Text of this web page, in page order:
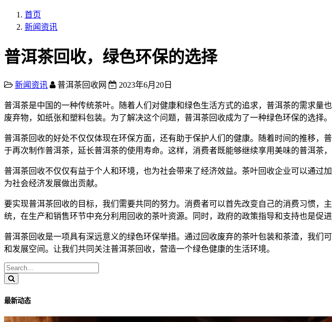
首页
新闻资讯
普洱茶回收，绿色环保的选择
新闻资讯 普洱茶回收网 2023年6月20日
普洱茶是中国的一种传统茶叶。随着人们对健康和绿色生活方式的追求，普洱茶的需求
废弃物，如纸张和塑料包装。为了解决这个问题，普洱茶回收成为了一种绿色环保的选择。
普洱茶回收的好处不仅仅体现在环保方面，还有助于保护人们的健康。随着时间的推移
于再次制作普洱茶，延长普洱茶的使用寿命。这样，消费者既能够继续享用美味的普洱茶，
普洱茶回收不仅仅有益于个人和环境，也为社会带来了经济效益。茶叶回收企业可以通过
为社会经济发展做出贡献。
要实现普洱茶回收的目标，我们需要共同的努力。消费者可以首先改变自己的消费习惯
统，在生产和销售环节中充分利用回收的茶叶资源。同时，政府的政策指导和支持也是促
普洱茶回收是一项具有深远意义的绿色环保举措。通过回收废弃的茶叶包装和茶渣，我
和发展空间。让我们共同关注普洱茶回收，营造一个绿色健康的生活环境。
最新动态